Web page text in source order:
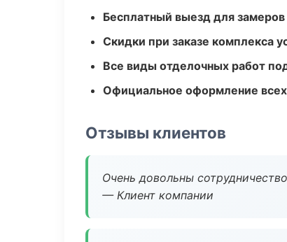
Бесплатный выезд для
Скидки при заказе комплекса
Все виды отделочных работ
Официальное оформление
Отзывы клиентов
Очень довольны
— Клиент компании